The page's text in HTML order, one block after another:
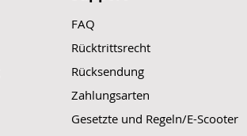
FAQ
Rücktrittsrecht
Rücksendung
Zahlungsarten
Gesetzte und Regeln/E-Scooter